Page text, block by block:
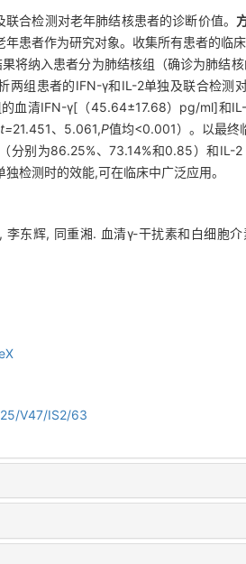
合检测对老年肺结核患者的诊断价值。
患者作为研究对象。收集所有患者的临
将纳入患者分为肺结核组（确诊为肺结
组患者的IFN-γ和IL-2单独及联合检测
血清IFN-γ[（45.64±17.68）pg/ml]和
t=21.451、5.061,P值均<0.001）。以最终
别为86.25%、73.14%和0.85）和IL-
检测时的效能,可在临床中广泛应用。
东辉, 同重湘. 血清γ-干扰素和白细胞
V47/IS2/63